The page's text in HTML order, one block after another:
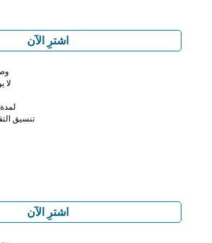
اشترِ الآن
تنسيق
اشترِ الآن